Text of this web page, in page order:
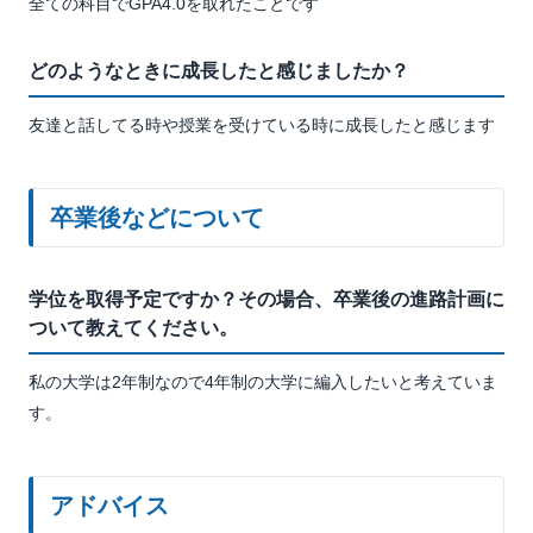
どのようなときに成長したと感じましたか？
友達と話してる時や授業を受けている時に成長したと感じます
卒業後などについて
学位を取得予定ですか？その場合、卒業後の進路計画に
ついて教えてください。
私の大学は2年制なので4年制の大学に編入したいと考えていま
す。
アドバイス